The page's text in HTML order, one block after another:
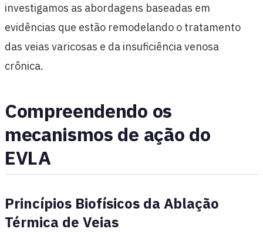
investigamos as abordagens baseadas em
evidências que estão remodelando o tratamento
das veias varicosas e da insuficiência venosa
crônica.
Compreendendo os
mecanismos de ação do
EVLA
Princípios Biofísicos da Ablação
Térmica de Veias